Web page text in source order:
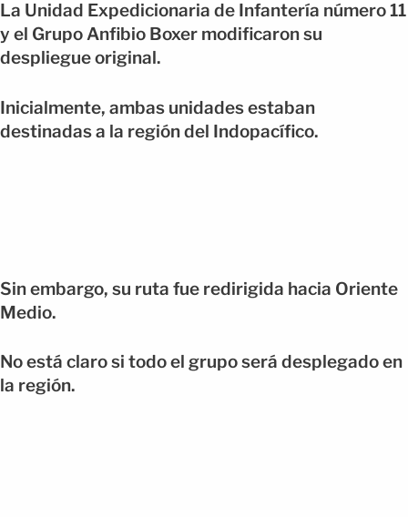
La Unidad Expedicionaria de Infantería número 11
y el Grupo Anfibio Boxer modificaron su
despliegue original.
Inicialmente, ambas unidades estaban
destinadas a la región del Indopacífico.
Sin embargo, su ruta fue redirigida hacia Oriente
Medio.
No está claro si todo el grupo será desplegado en
la región.